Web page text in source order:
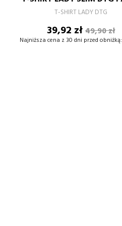
T-SHIRT LADY DTG
Cena
39,92 złCena
49,90 zł
Najniższa cena z 30 dni przed obniżką:
DODAJ DO KOSZYKA